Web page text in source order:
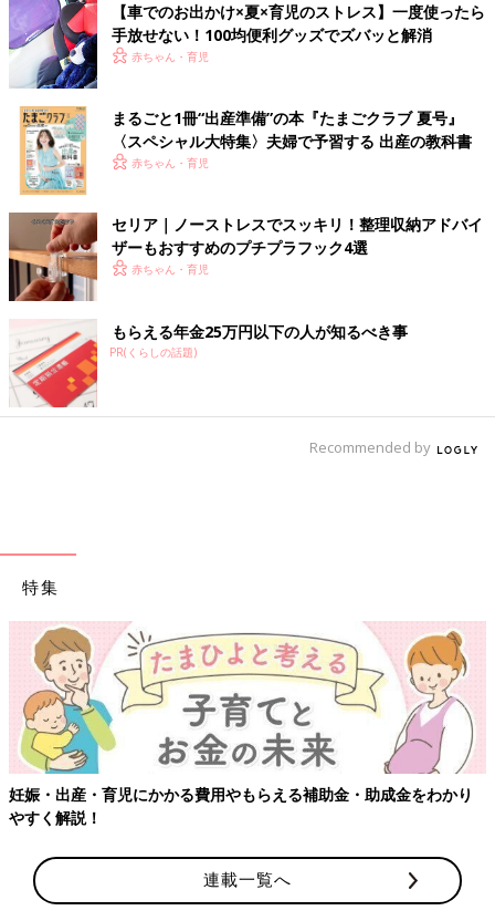
ホームセンターや100均で生活必需品を買いまくり
ホームセンターや100均に行って、生活必需品を買いまくりま
す。結局使うものなので、罪悪感なくストレス発散できます！
どかっと一気に発散するのも気持ち良いし、日常生活の延長で少
め込まないで、パーっと発散していきましょう！
（文：tamako）
こちらもおすすめ→ スイーツ・断捨離・ドラマ鑑賞！ ママのス
文中のコメントは『ウィメンズパーク』の投稿を再編集したもの
です。
【車でのお出かけ×夏×育児のストレス】一度使ったら
手放せない！100均便利グッズでズバッと解消
赤ちゃん・育児
まるごと1冊“出産準備”の本『たまごクラブ 夏号』
〈スペシャル大特集〉夫婦で予習する 出産の教科書
赤ちゃん・育児
セリア｜ノーストレスでスッキリ！整理収納アドバイ
ザーもおすすめのプチプラフック4選
赤ちゃん・育児
もらえる年金25万円以下の人が知るべき事
PR(くらしの話題)
Recommended by
特集
妊娠・出産・育児にかかる費用やもらえる補助金・助成金をわかり
やすく解説！
連載一覧へ